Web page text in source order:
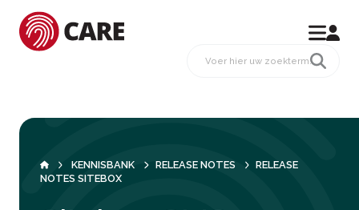
KENNISBANK RELEASE NOTES
RELEASE
NOTES SITEBOX